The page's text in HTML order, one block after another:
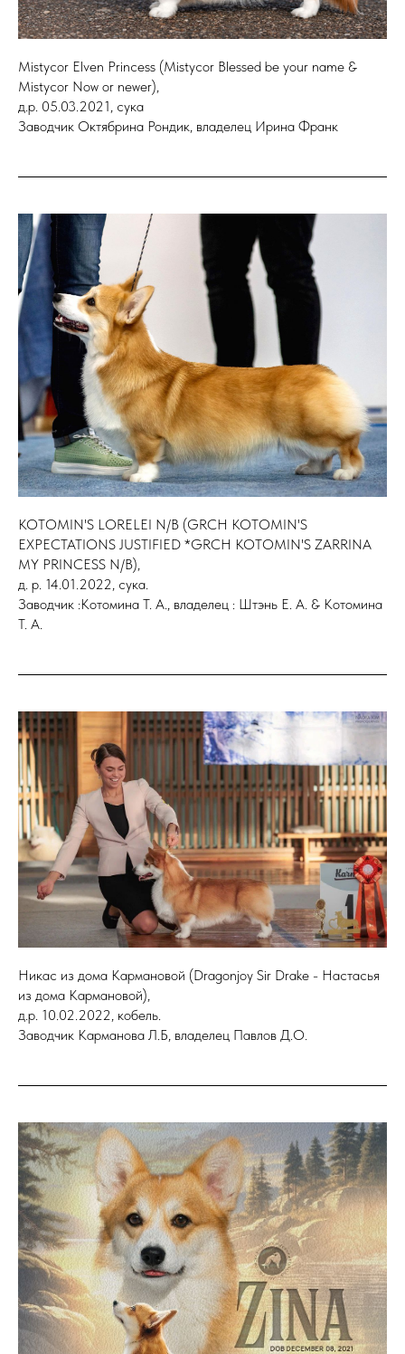
Mistycor Elven Princess (Mistycor Blessed be your name &
Mistycor Now or newer),
д.р. 05.03.2021, сука
Заводчик Октябрина Рондик, владелец Ирина Франк
KOTOMIN'S LORELEI N/B (GRCH KOTOMIN'S
EXPECTATIONS JUSTIFIED *GRCH KOTOMIN'S ZARRINA
MY PRINCESS N/B),
д. р. 14.01.2022, сука.
Заводчик :Котомина Т. А., владелец : Штэнь Е. А. & Котомина
Т. А.
Никас из дома Кармановой (Dragonjoy Sir Drake - Настасья
из дома Кармановой),
д.р. 10.02.2022, кобель.
Заводчик Карманова Л.Б, владелец Павлов Д.О.